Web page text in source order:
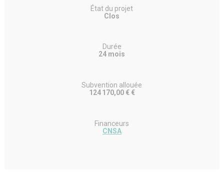
État du projet
Clos
Durée
24 mois
Subvention allouée
124 170,00 € €
Financeurs
CNSA